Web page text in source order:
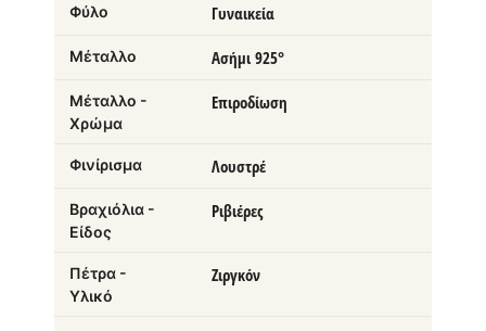
Φύλο Γυναικεία
Μέταλλο Ασήμι 925°
Μέταλλο -
Χρώμα
Επιροδίωση
Φινίρισμα Λουστρέ
Βραχιόλια -
Είδος
Ριβιέρες
Πέτρα -
Υλικό
Ζιργκόν